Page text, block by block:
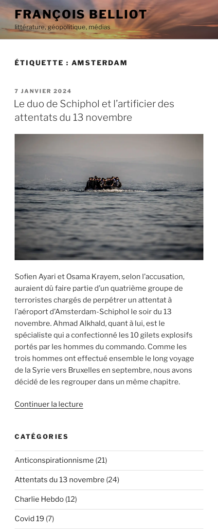
Aller
contenu
principal
FRANÇOIS BELLIOT
littérature, géopolitique, médias
ÉTIQUETTE : AMSTERDAM
PUBLIÉ
LE
7 JANVIER 2024
Le duo de Schiphol et l’artificier des
attentats du 13 novembre
Sofien Ayari et Osama Krayem, selon l’accusation,
auraient dû faire partie d’un quatrième groupe de
terroristes chargés de perpétrer un attentat à
l’aéroport d’Amsterdam-Schiphol le soir du 13
novembre. Ahmad Alkhald, quant à lui, est le
spécialiste qui a confectionné les 10 gilets explosifs
portés par les hommes du commando. Comme les
trois hommes ont effectué ensemble le long voyage
de la Syrie vers Bruxelles en septembre, nous avons
décidé de les regrouper dans un même chapitre.
Continuer la lecture
Schiphol
et
des
du
CATÉGORIES
Anticonspirationnisme (21)
Attentats du 13 novembre (24)
Charlie Hebdo (12)
Covid 19 (7)